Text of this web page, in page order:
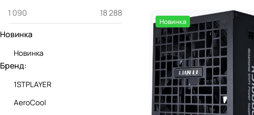
Новинка
Новинка
Новинка
Бренд:
1STPLAYER
AeroCool